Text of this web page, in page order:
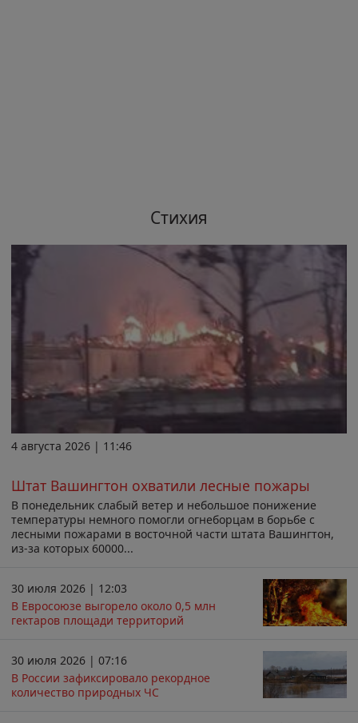
Стихия
4 августа 2026 | 11:46
Штат Вашингтон охватили лесные пожары
В понедельник слабый ветер и небольшое понижение
температуры немного помогли огнеборцам в борьбе с
лесными пожарами в восточной части штата Вашингтон,
из-за которых 60000...
30 июля 2026 | 12:03
В Евросоюзе выгорело около 0,5 млн
гектаров площади территорий
30 июля 2026 | 07:16
В России зафиксировало рекордное
количество природных ЧС